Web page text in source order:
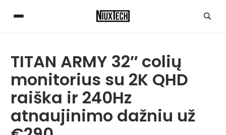
TITAN ARMY 32″ colių
monitorius su 2K QHD
raiška ir 240Hz
atnaujinimo dažniu už